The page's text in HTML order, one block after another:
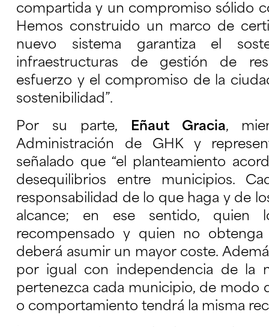
compartida y un compromiso sólido
Hemos construido un marco de
nuevo sistema garantiza el
infraestructuras de gestión de
esfuerzo y el compromiso de la
sostenibilidad”.
Por su parte, Eñaut Gracia,
Administración de GHK y
señalado que “el planteamiento
desequilibrios entre municipios.
responsabilidad de lo que haga y de
alcance; en ese sentido, quien
recompensado y quien no obtenga
deberá asumir un mayor coste.
por igual con independencia de la
pertenezca cada municipio, de modo
o comportamiento tendrá la misma